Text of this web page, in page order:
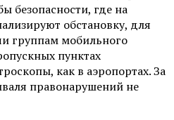
безопасности, где на
обстановку, для
группам мобильного
пунктах
как в аэропортах. За
правонарушений не